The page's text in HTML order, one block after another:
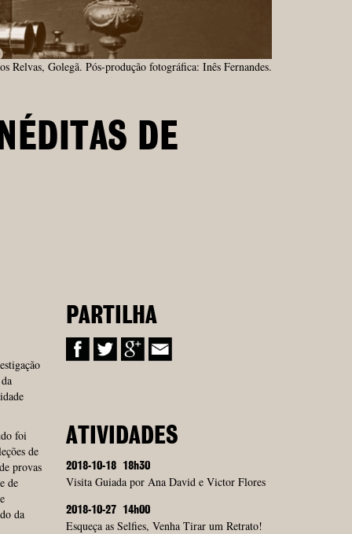
Relvas, Golegã. Pós-produção fotográfica: Inês Fernandes.
DE
foi
de
provas
de
da
PARTILHA
ATIVIDADES
2018-10-18 18h30
Visita Guiada por Ana David e Victor Flores
2018-10-27 14h00
Esqueça as Selfies, Venha Tirar um Retrato!